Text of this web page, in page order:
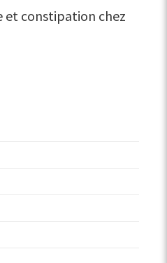
et constipation chez